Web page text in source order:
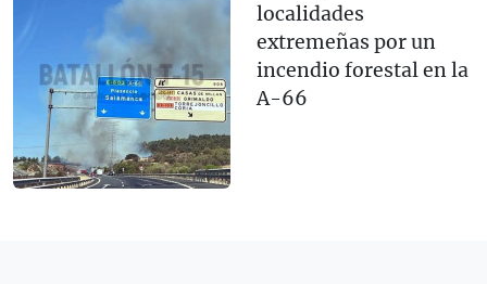
localidades
extremeñas por un
incendio forestal en la
A-66